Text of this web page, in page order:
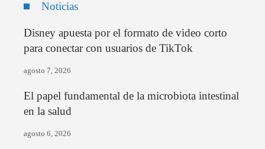
Noticias
Disney apuesta por el formato de video corto
para conectar con usuarios de TikTok
agosto 7, 2026
El papel fundamental de la microbiota intestinal
en la salud
agosto 6, 2026